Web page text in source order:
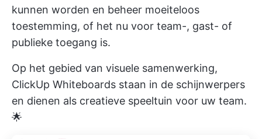
kunnen worden en beheer moeiteloos
toestemming, of het nu voor team-, gast- of
publieke toegang is.
Op het gebied van visuele samenwerking,
ClickUp Whiteboards staan in de schijnwerpers
en dienen als creatieve speeltuin voor uw team.
🌟